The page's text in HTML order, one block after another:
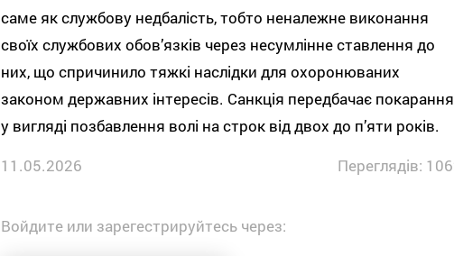
саме як службову недбалість, тобто неналежне виконання
своїх службових обов’язків через несумлінне ставлення до
них, що спричинило тяжкі наслідки для охоронюваних
законом державних інтересів. Санкція передбачає покарання
у вигляді позбавлення волі на строк від двох до п’яти років.
11.05.2026
Переглядів:
Войдите или зарегестрируйтесь через: